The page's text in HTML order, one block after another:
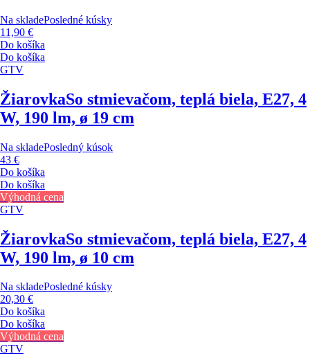
Na skladePosledné kúsky
11,90 €
Do košíka
Do košíka
GTV
ŽiarovkaSo stmievačom, teplá biela, E27, 4
W, 190 lm, ø 19 cm
Na skladePosledný kúsok
43 €
Do košíka
Do košíka
Výhodná cena
GTV
ŽiarovkaSo stmievačom, teplá biela, E27, 4
W, 190 lm, ø 10 cm
Na skladePosledné kúsky
20,30 €
Do košíka
Do košíka
Výhodná cena
GTV